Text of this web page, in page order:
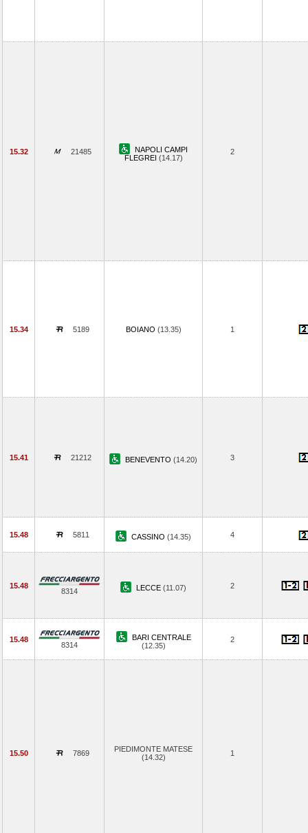
15.32 21485
NAPOLI CAMPI
FLEGREI (14.17)
2
15.34 5189 BOIANO (13.35) 1
15.41 21212 BENEVENTO (14.20) 3
15.48 5811 CASSINO (14.35) 4
15.48
8314 LECCE (11.07) 2
15.48
8314
BARI CENTRALE
(12.35)
2
15.50 7869
PIEDIMONTE MATESE
(14.32)
1